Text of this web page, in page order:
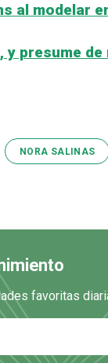
al modelar
presume
NORA SALINAS
favoritas